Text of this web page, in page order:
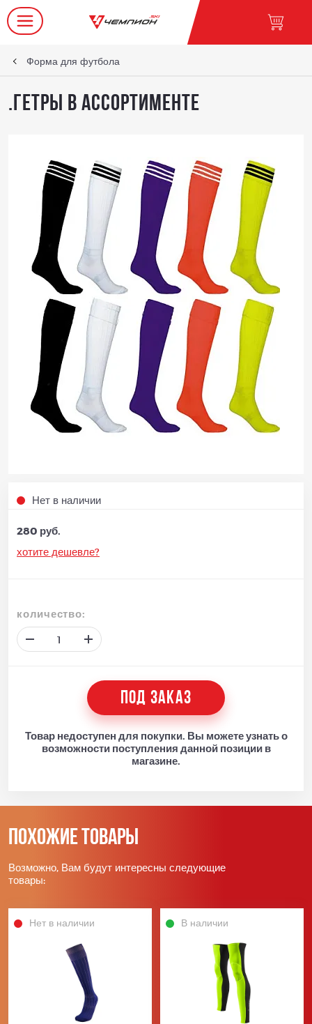
Форма для футбола
.Гетры в ассортименте
Нет в наличии
280 руб.
хотите дешевле?
количество:
ПОД ЗАКАЗ
Товар недоступен для покупки. Вы можете узнать о
возможности поступления данной позиции в
магазине.
Похожие товары
Возможно, Вам будут интересны следующие
товары:
Нет в наличии В наличии